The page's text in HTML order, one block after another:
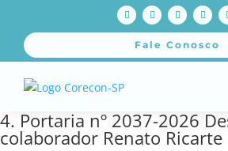
Fale Conosco
4. Portaria nº 2037-2026
colaborador Renato Ricarte